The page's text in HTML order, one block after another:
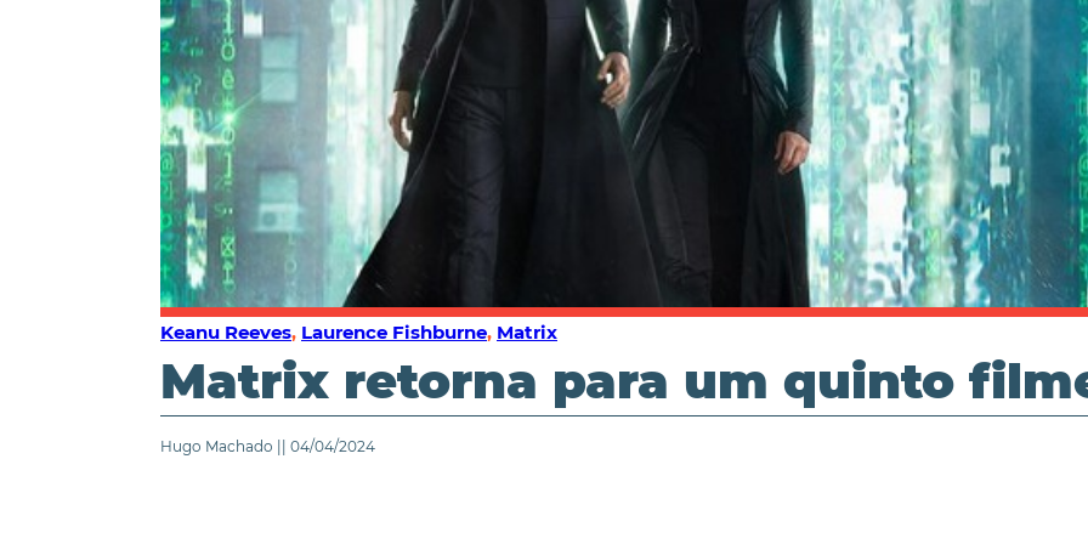
Keanu Reeves, Laurence Fishburne, Matrix
Matrix retorna para um quinto
Hugo Machado || 04/04/2024